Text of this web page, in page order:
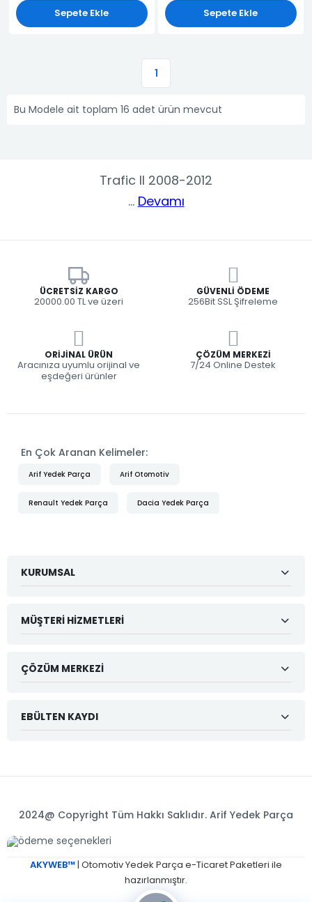
Sepete Ekle Sepete Ekle
1
Bu Modele ait toplam 16 adet ürün mevcut
Trafic II 2008-2012
... Devamı
ÜCRETSIZ KARGO
20000.00 TL ve üzeri
GÜVENLI ÖDEME
256Bit SSL Şifreleme
ORIJINAL ÜRÜN
Aracınıza uyumlu orijinal ve
eşdeğeri ürünler
ÇÖZÜM MERKEZI
7/24 Online Destek
En Çok Aranan Kelimeler:
Arif Yedek Parça Arif Otomotiv
Renault Yedek Parça Dacia Yedek Parça
KURUMSAL
MÜŞTERI HIZMETLERI
ÇÖZÜM MERKEZI
EBÜLTEN KAYDI
2024@ Copyright Tüm Hakkı Saklıdır. Arif Yedek Parça
AKYWEB™| Otomotiv Yedek Parça e-Ticaret Paketleri ile
hazırlanmıştır.